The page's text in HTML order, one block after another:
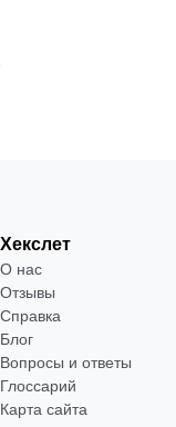
Хекслет
О нас
Отзывы
Справка
Блог
Вопросы и ответы
Глоссарий
Карта сайта